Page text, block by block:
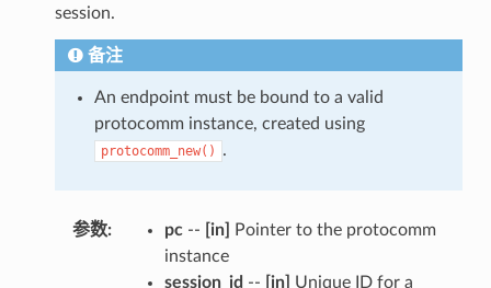
session.
备注
An endpoint must be bound to a valid
protocomm instance, created using
protocomm_new() .
参数: pc-- [in]
Pointer to the protocomm
instance
session_id -- [in]
Unique ID for a